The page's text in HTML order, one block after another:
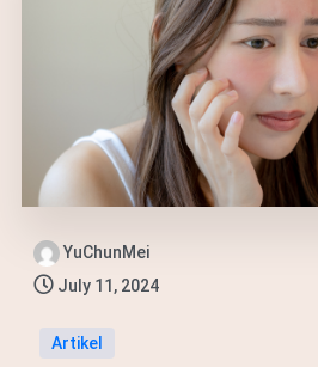
YuChunMei
July 11, 2024
Artikel